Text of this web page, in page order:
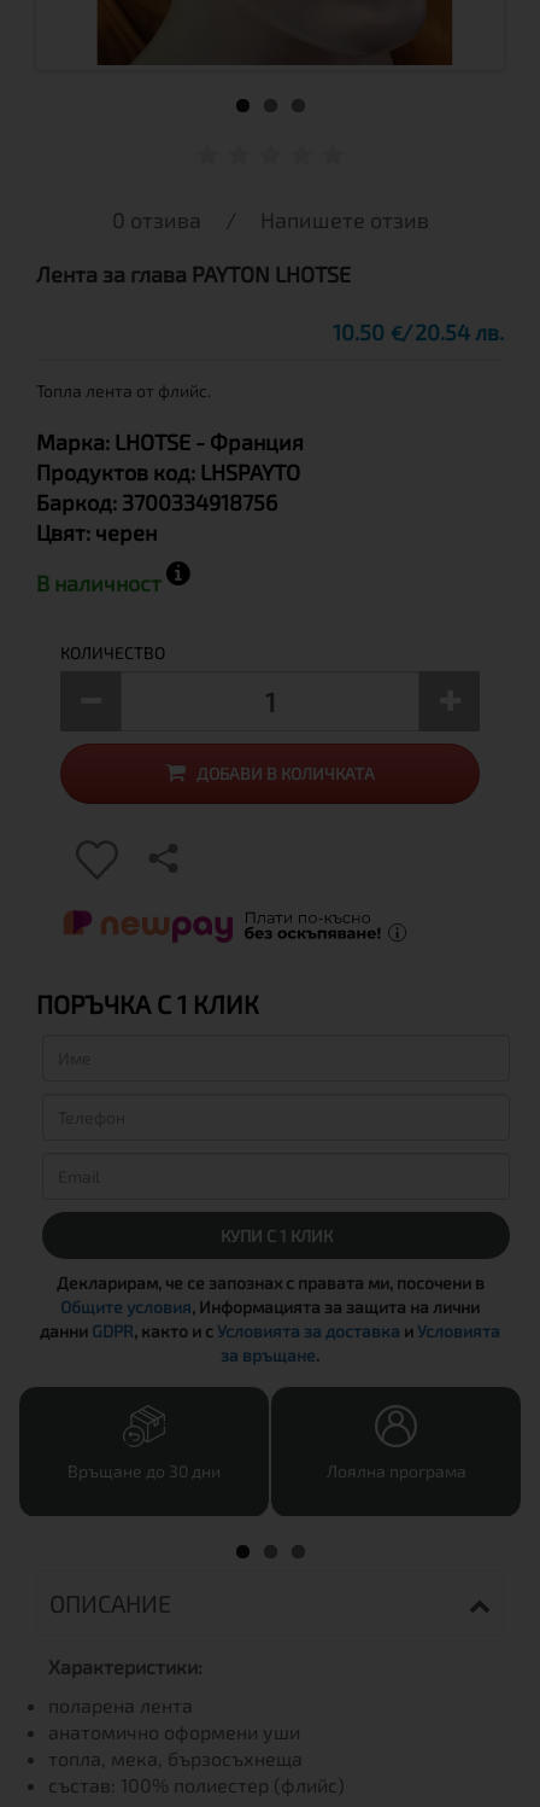
0 отзива / Напишете отзив
Лента за глава PAYTON LHOTSE
10.50 € 20.54 лв.
Топла лента от флийс.
Марка: LHOTSE - Франция
Продуктов код: LHSPAYTO
Баркод: 3700334918756
Цвят: черен
В наличност
КОЛИЧЕСТВО
ДОБАВИ В КОЛИЧКАТА
ПОРЪЧКА С 1 КЛИК
КУПИ С 1 КЛИК
Декларирам, че се запознах с правата ми, посочени в
Общите условия, Информацията за защита на лични
данни GDPR, както и сУсловията за доставка иУсловията
за връщане.
Връщане до 30 дни Лоялна програма
ОПИСАНИЕ
Характеристики:
поларена лента
анатомично оформени уши
топла, мека, бързосъхнеща
състав: 100% полиестер (флийс)